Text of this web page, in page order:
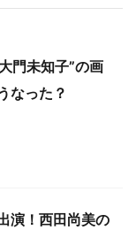
門未知子”の画
なった？
演！西田尚美の